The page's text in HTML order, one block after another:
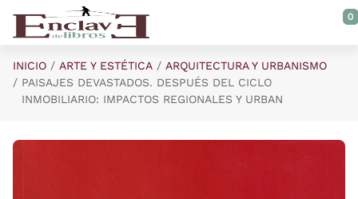
Saltar al contenido principal
0
INICIO ARTE Y ESTÉTICA
ARQUITECTURA Y URBANISMO
PAISAJES DEVASTADOS. DESPUÉS DEL CICLO
INMOBILIARIO: IMPACTOS REGIONALES Y URBAN